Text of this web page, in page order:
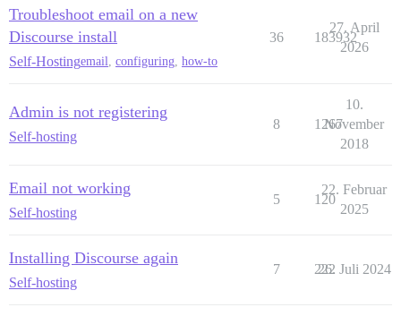
Troubleshoot email on a new
Discourse install
Self-Hostingemail, configuring, how-to
36 183932
27. April
2026
Admin is not registering
Self-hosting
8 1267
10.
November
2018
Email not working
Self-hosting
5 120
22. Februar
2025
Installing Discourse again
Self-hosting
7 222
26. Juli 2024